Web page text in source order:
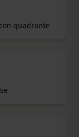
quadrante